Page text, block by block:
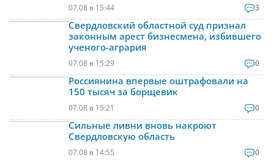
07.08 в 15:44 3
Свердловский областной суд признал
законным арест бизнесмена, избившего
ученого-агрария
07.08 в 15:29 0
Россиянина впервые оштрафовали на
150 тысяч за борщевик
07.08 в 15:21 0
Сильные ливни вновь накроют
Свердловскую область
07.08 в 14:55 0